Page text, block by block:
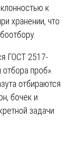
к
хранении, что
ГОСТ 2517-
проб».
отбираются
бочек и
задачи